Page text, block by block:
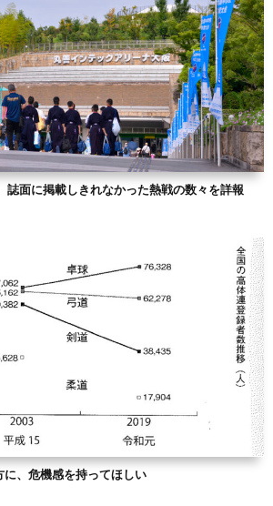
誌面に掲載しきれなかった熱戦の数々を詳報
、危機感を持ってほしい